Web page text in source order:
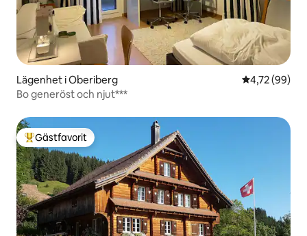
Lägenhet i Oberiberg 4,72 av 5 i
4,72 (99)
Bo generöst och njut***
Populär gästfavorit
Gästfavorit